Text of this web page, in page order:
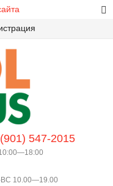
547-2015
10.00—19.00